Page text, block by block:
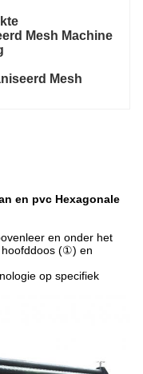
Mesh Machine
Mesh
en pvc Hexagonale
en onder het
(①) en
op specifiek